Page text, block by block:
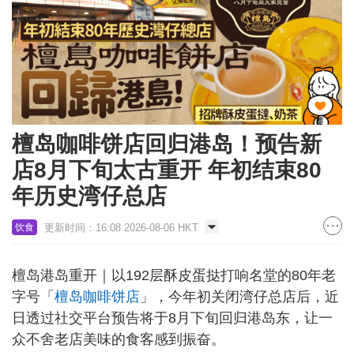
檀岛咖啡饼店回归港岛！预告新
店8月下旬太古重开 年初结束80
年历史湾仔总店
饮食 更新时间：16:08 2026-08-06 HKT
檀岛港岛重开｜以192层酥皮蛋挞打响名堂的80年老
字号「 檀岛咖啡饼店 」，今年初关闭湾仔总店后，近
日透过社交平台预告将于8月下旬回归港岛东，让一
众不舍老店美味的食客感到振奋。